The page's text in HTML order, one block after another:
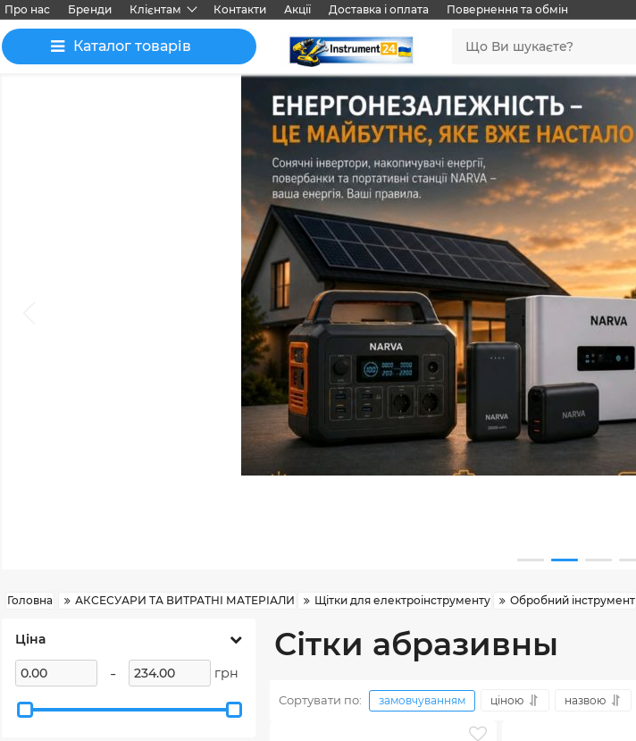
Про нас Бренди Клієнтам Контакти Акції Доставка і оплата Повернення та обмін
Каталог товарів
Головна АКСЕСУАРИ ТА ВИТРАТНІ МАТЕРІАЛИ Щітки для електроінструменту Обробний інструмент
Ціна
- грн
Сітки абразивны
Сортувати по: замовчуванням ціною назвою